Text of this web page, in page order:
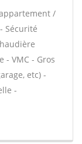
/
Sécurité
VMC - Gros
etc) -
-